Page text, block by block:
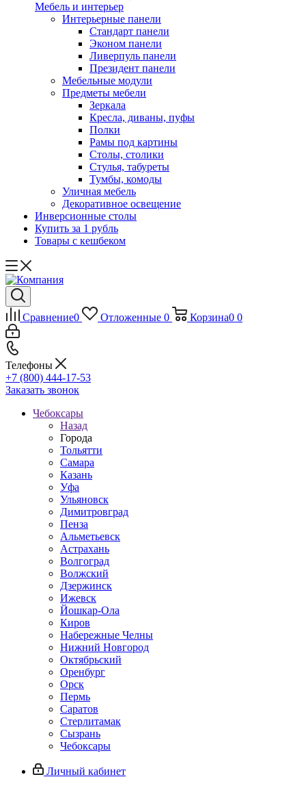
Мебель и интерьер
Интерьерные панели
Стандарт панели
Эконом панели
Ливерпуль панели
Президент панели
Мебельные модули
Предметы мебели
Зеркала
Кресла, диваны, пуфы
Полки
Рамы под картины
Столы, столики
Стулья, табуреты
Тумбы, комоды
Уличная мебель
Декоративное освещение
Инверсионные столы
Купить за 1 рубль
Товары с кешбеком
Сравнение0 Отложенные 0 Корзина0 0
Телефоны
+7 (800) 444-17-53
Заказать звонок
Чебоксары
Назад
Города
Тольятти
Самара
Казань
Уфа
Ульяновск
Димитровград
Пенза
Альметьевск
Астрахань
Волгоград
Волжский
Дзержинск
Ижевск
Йошкар-Ола
Киров
Набережные Челны
Нижний Новгород
Октябрьский
Оренбург
Орск
Пермь
Саратов
Стерлитамак
Сызрань
Чебоксары
Личный кабинет